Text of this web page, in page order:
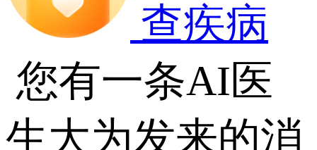
查疾病
您有一条AI医
生大为发来的消